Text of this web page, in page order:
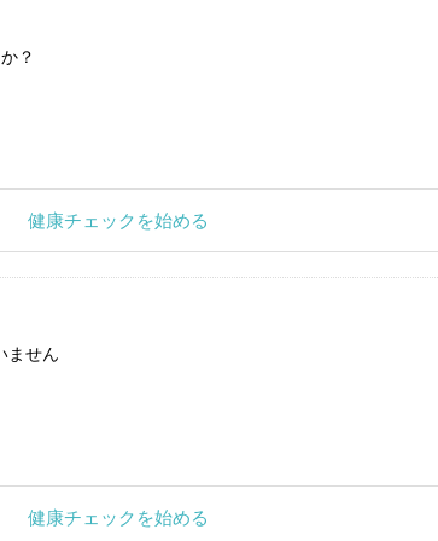
？
健康チェックを始める
ません
健康チェックを始める